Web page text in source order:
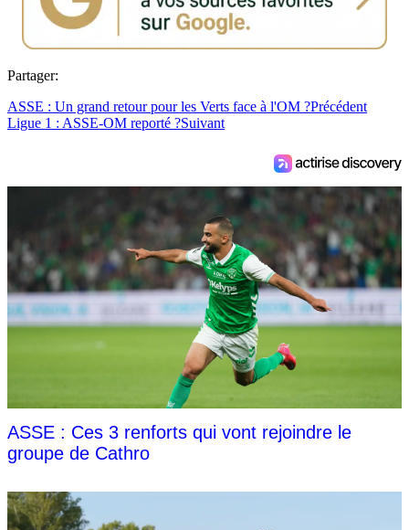
Partager:
ASSE : Un grand retour pour les Verts face à l'OM ?Précédent
Ligue 1 : ASSE-OM reporté ?Suivant
ASSE : Ces 3 renforts qui vont rejoindre le
groupe de Cathro